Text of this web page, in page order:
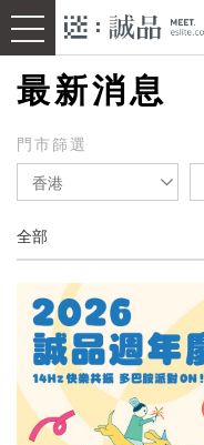
最新消息
門市篩選
香港
全部